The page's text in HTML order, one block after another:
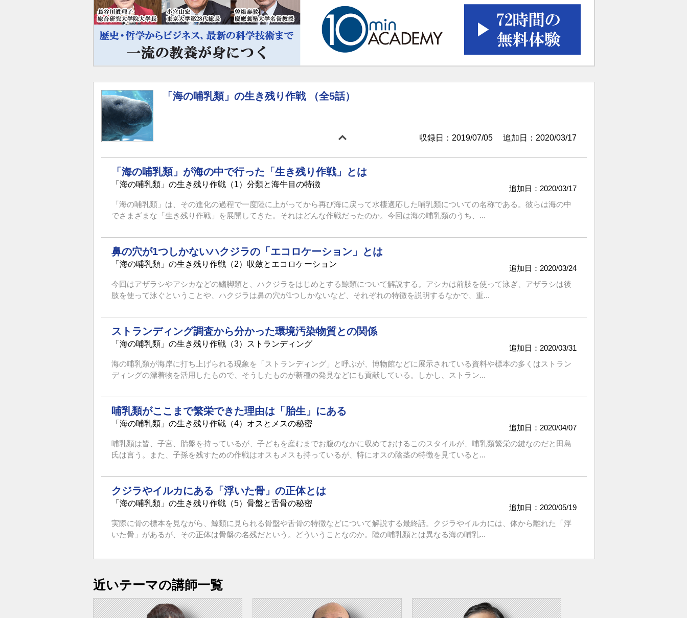
「海の哺乳類」の生き残り作戦 （全5話）
収録日：2019/07/05 追加日：2020/03/17
「海の哺乳類」が海の中で行った「生き残り作戦」とは
「海の哺乳類」の生き残り作戦（1）分類と海牛目の特徴
追加日：2020/03/17
「海の哺乳類」は、その進化の過程で一度陸に上がってから再び海に戻って水棲適応した哺乳類についての名称である。彼らは海の中
でさまざまな「生き残り作戦」を展開してきた。それはどんな作戦だったのか。今回は海の哺乳類のうち、...
鼻の穴が1つしかないハクジラの「エコロケーション」とは
「海の哺乳類」の生き残り作戦（2）収斂とエコロケーション
追加日：2020/03/24
今回はアザラシやアシカなどの鰭脚類と、ハクジラをはじめとする鯨類について解説する。アシカは前肢を使って泳ぎ、アザラシは後
肢を使って泳ぐということや、ハクジラは鼻の穴が1つしかないなど、それぞれの特徴を説明するなかで、重...
ストランディング調査から分かった環境汚染物質との関係
「海の哺乳類」の生き残り作戦（3）ストランディング
追加日：2020/03/31
海の哺乳類が海岸に打ち上げられる現象を「ストランディング」と呼ぶが、博物館などに展示されている資料や標本の多くはストラン
ディングの漂着物を活用したもので、そうしたものが新種の発見などにも貢献している。しかし、ストラン...
哺乳類がここまで繁栄できた理由は「胎生」にある
「海の哺乳類」の生き残り作戦（4）オスとメスの秘密
追加日：2020/04/07
哺乳類は皆、子宮、胎盤を持っているが、子どもを産むまでお腹のなかに収めておけるこのスタイルが、哺乳類繁栄の鍵なのだと田島
氏は言う。また、子孫を残すための作戦はオスもメスも持っているが、特にオスの陰茎の特徴を見ていると...
クジラやイルカにある「浮いた骨」の正体とは
「海の哺乳類」の生き残り作戦（5）骨盤と舌骨の秘密
追加日：2020/05/19
実際に骨の標本を見ながら、鯨類に見られる骨盤や舌骨の特徴などについて解説する最終話。クジラやイルカには、体から離れた「浮
いた骨」があるが、その正体は骨盤の名残だという。どういうことなのか。陸の哺乳類とは異なる海の哺乳...
近いテーマの講師一覧